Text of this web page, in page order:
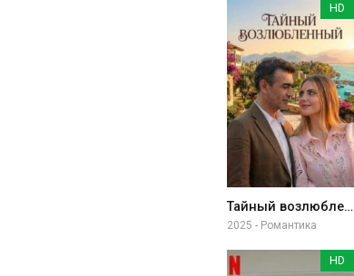
HD
Тайный возлюбленный
2025 - Романтика
HD